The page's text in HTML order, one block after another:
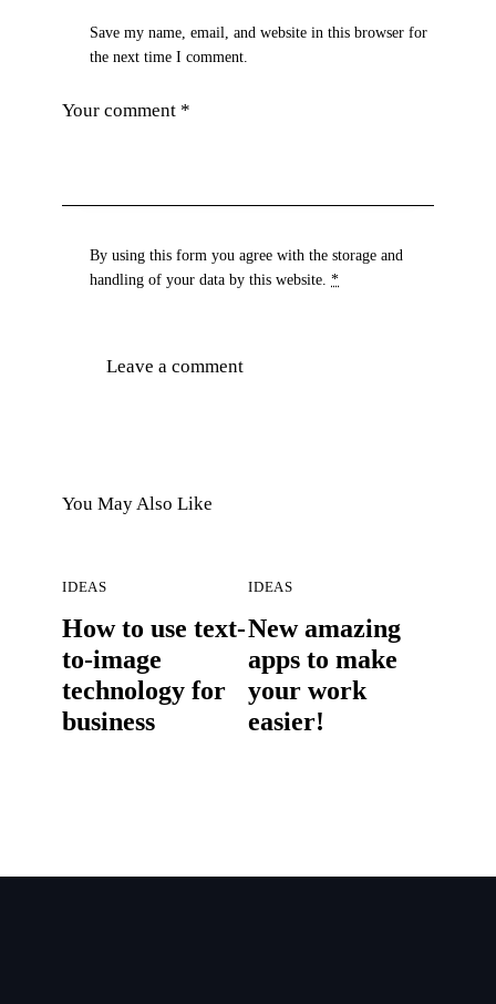
Save my name, email, and website in this browser for
the next time I comment.
By using this form you agree with the storage and
handling of your data by this website.*
You May Also Like
IDEAS
How to use text-
to-image
technology for
business
IDEAS
New amazing
apps to make
your work
easier!